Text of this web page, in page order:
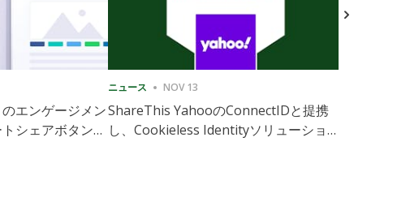
エンゲージメン
シェアボタンの
ニュース NOV 13
ShareThis YahooのConnectIDと提携
し、Cookieless Identityソリューション